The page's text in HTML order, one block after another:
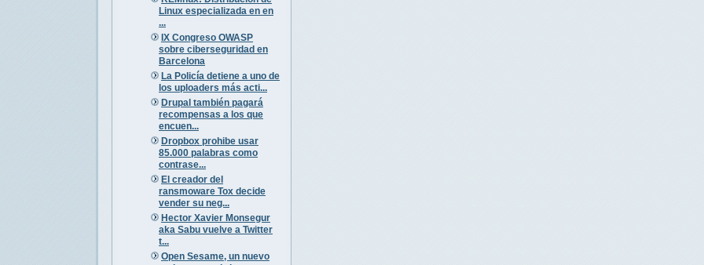
Linux especializada en en
...
IX Congreso OWASP
sobre ciberseguridad en
Barcelona
La Policía detiene a uno de
los uploaders más acti...
Drupal también pagará
recompensas a los que
encuen...
Dropbox prohibe usar
85.000 palabras como
contrase...
El creador del
ransmoware Tox decide
vender su neg...
Hector Xavier Monsegur
aka Sabu vuelve a Twitter
t...
Open Sesame, un nuevo